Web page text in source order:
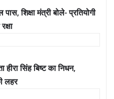
शिक्षा मंत्री बोले- प्रतियोगी
सिंह बिष्ट का निधन,
लहर